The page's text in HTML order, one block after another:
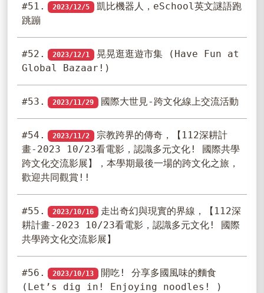
#51. 2023/12/5
凱比機器人，eSchool英文謎語跑
跳蹦
#52. 2023/12/1
晃晃逛逛遊市集 (Have Fun at
Global Bazaar!)
#53. 2023/11/29 國際大世見-跨文化線上交流活動
#54. 2023/11/2
宗教跨界的傳奇，【112深耕計
畫-2023 10/23看電影，認識多元文化! 國際共學
跨文化交流影展】，本學期最後一場的跨文化之旅，
歡迎共同觀賞!!
#55. 2023/10/16
走出奇幻與現實的界線，【112深
耕計畫-2023 10/23看電影，認識多元文化! 國際
共學跨文化交流影展】
#56. 2023/10/13
開吃! 分享多國風味的麵食
(Let’s dig in! Enjoying noodles! )